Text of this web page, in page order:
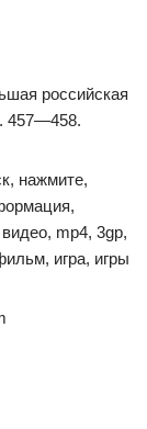
российская
457—458.
нажмите,
mp4, 3gp,
игра, игры